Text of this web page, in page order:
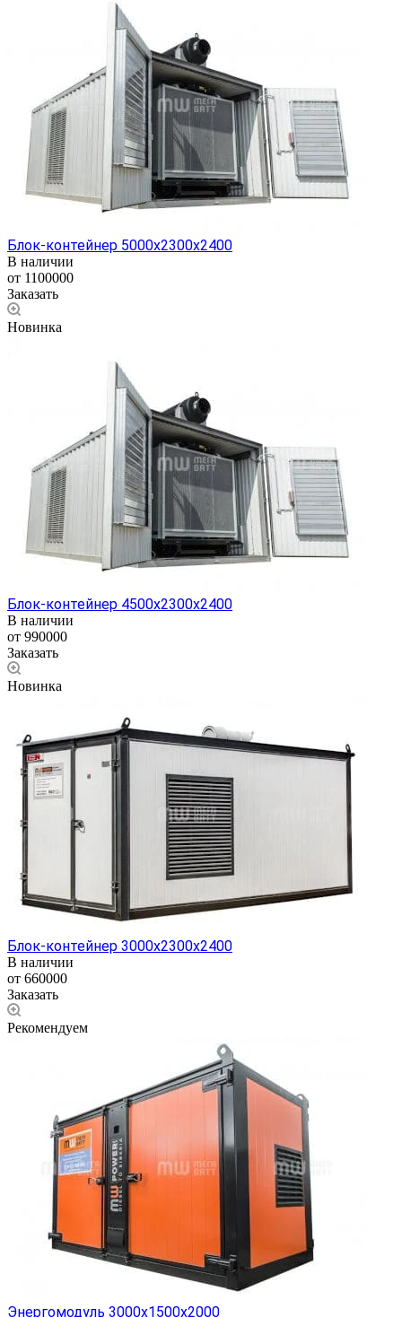
Блок-контейнер 5000х2300х2400
В наличии
от 1100000
Заказать
Новинка
Блок-контейнер 4500х2300х2400
В наличии
от 990000
Заказать
Новинка
Блок-контейнер 3000х2300х2400
В наличии
от 660000
Заказать
Рекомендуем
Энергомодуль 3000х1500х2000